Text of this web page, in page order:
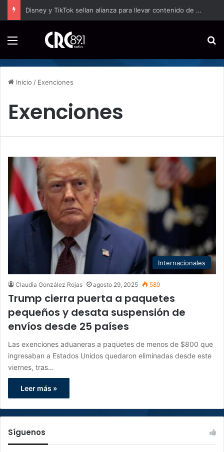
Disney y TikTok sellan alianza para llevar contenido de Marvel, Star Wars y Pixar a los creadores
Inicio / Exenciones
Exenciones
Internacionales
Claudia González Rojas agosto 29, 2025 589
Trump cierra puerta a paquetes
pequeños y desata suspensión de
envíos desde 25 países
Las exenciones aduaneras a paquetes de menos de $800 que
ingresaban a Estados Unidos quedaron eliminadas desde este
viernes, tras…
Leer más »
Síguenos